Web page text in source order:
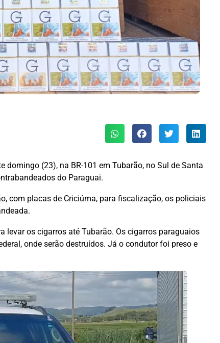
domingo (23), na BR-101 em Tubarão, no Sul de Santa
do Paraguai.
com placas de Criciúma, para fiscalização, os policiais
levar os cigarros até Tubarão. Os cigarros paraguaios
onde serão destruídos. Já o condutor foi preso e